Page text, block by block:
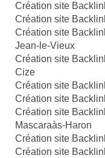
Création site
Création site
Création site
Jean-le-Vieux
Création site
Cize
Création site
Création site
Création site
Mascaraàs-Haron
Création site
Création site